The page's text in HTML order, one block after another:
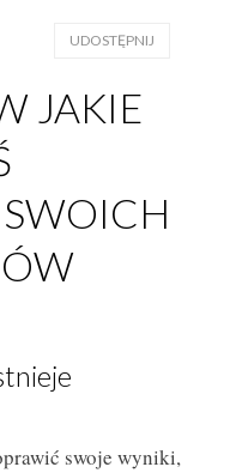
UDOSTĘPNIJ
JAKIE
swoje wyniki,